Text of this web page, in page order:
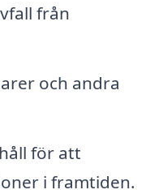
från
och andra
för att
i framtiden.